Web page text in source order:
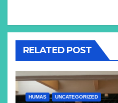
RELATED POST
HUMAS UNCATEGORIZED